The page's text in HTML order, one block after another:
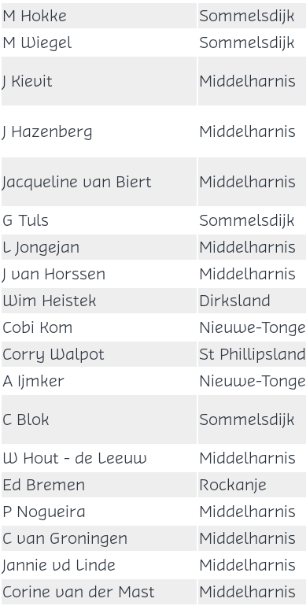
M Hokke
Sommelsdijk
M Wiegel
Sommelsdijk
J Kievit
Middelharnis
J Hazenberg
Middelharnis
Jacqueline van Biert
Middelharnis
G Tuls
Sommelsdijk
L Jongejan
Middelharnis
J van Horssen
Middelharnis
Wim Heistek
Dirksland
Cobi Kom
Nieuwe-Tonge
Corry Walpot
St Phillipsland
A Ijmker
Nieuwe-Tonge
C Blok
Sommelsdijk
W Hout - de Leeuw
Middelharnis
Ed Bremen
Rockanje
P Nogueira
Middelharnis
C van Groningen
Middelharnis
Jannie vd Linde
Middelharnis
Corine van der Mast
Middelharnis